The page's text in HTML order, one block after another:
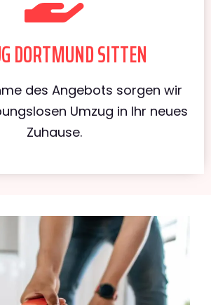
DORTMUND SITTEN
des Angebots sorgen wir
Umzug in Ihr neues
Zuhause.